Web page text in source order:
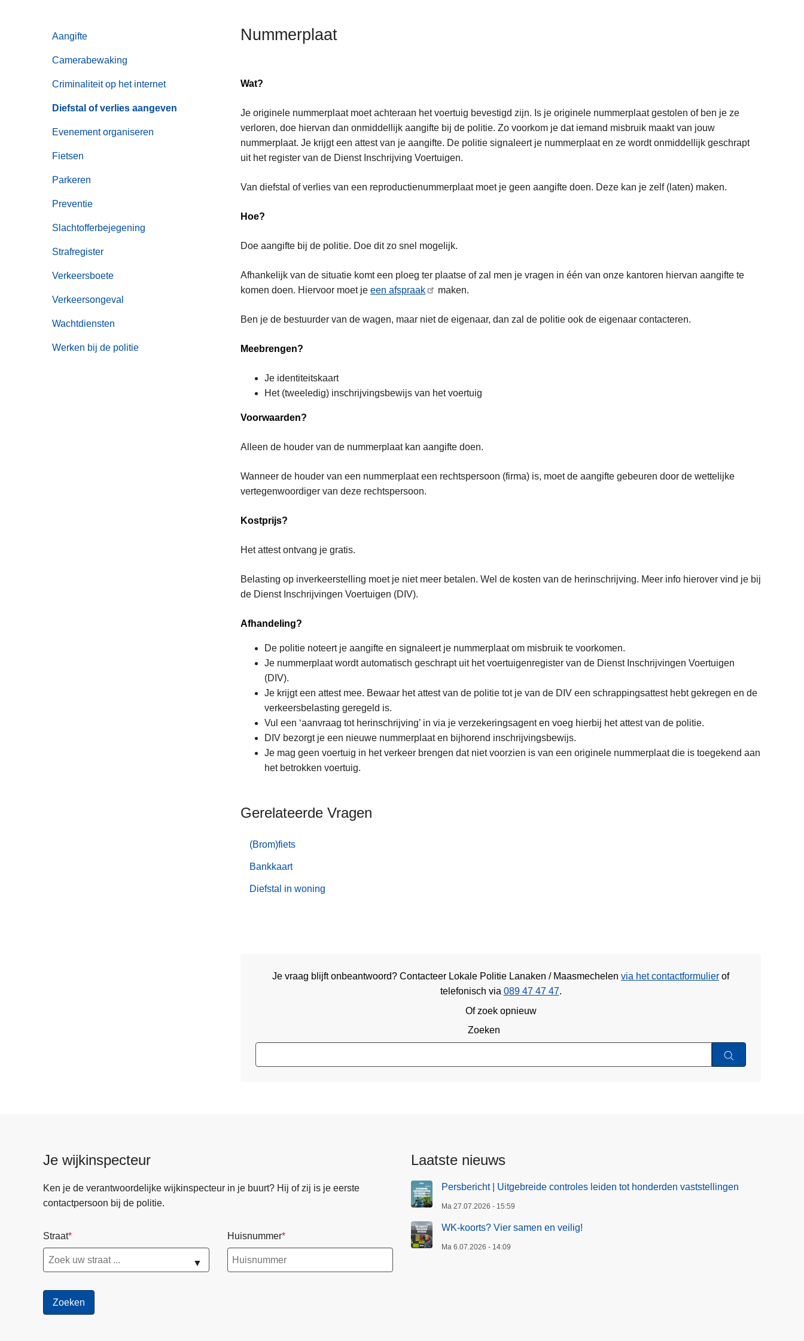
Aangifte
Camerabewaking
Criminaliteit op het internet
Diefstal of verlies aangeven
Evenement organiseren
Fietsen
Parkeren
Preventie
Slachtofferbejegening
Strafregister
Verkeersboete
Verkeersongeval
Wachtdiensten
Werken bij de politie
Nummerplaat
Wat?
Je originele nummerplaat moet achteraan het voertuig bevestigd zijn. Is je originele nummerplaat gestolen of ben je ze
verloren, doe hiervan dan onmiddellijk aangifte bij de politie. Zo voorkom je dat iemand misbruik maakt van jouw
nummerplaat. Je krijgt een attest van je aangifte. De politie signaleert je nummerplaat en ze wordt onmiddellijk geschrapt
uit het register van de Dienst Inschrijving Voertuigen.
Van diefstal of verlies van een reproductienummerplaat moet je geen aangifte doen. Deze kan je zelf (laten) maken.
Hoe?
Doe aangifte bij de politie. Doe dit zo snel mogelijk.
Afhankelijk van de situatie komt een ploeg ter plaatse of zal men je vragen in één van onze kantoren hiervan aangifte te
komen doen. Hiervoor moet je een afspraak maken.
Ben je de bestuurder van de wagen, maar niet de eigenaar, dan zal de politie ook de eigenaar contacteren.
Meebrengen?
Je identiteitskaart
Het (tweeledig) inschrijvingsbewijs van het voertuig
Voorwaarden?
Alleen de houder van de nummerplaat kan aangifte doen.
Wanneer de houder van een nummerplaat een rechtspersoon (firma) is, moet de aangifte gebeuren door de wettelijke
vertegenwoordiger van deze rechtspersoon.
Kostprijs?
Het attest ontvang je gratis.
Belasting op inverkeerstelling moet je niet meer betalen. Wel de kosten van de herinschrijving. Meer info hierover vind je bij
de Dienst Inschrijvingen Voertuigen (DIV).
Afhandeling?
De politie noteert je aangifte en signaleert je nummerplaat om misbruik te voorkomen.
Je nummerplaat wordt automatisch geschrapt uit het voertuigenregister van de Dienst Inschrijvingen Voertuigen
(DIV).
Je krijgt een attest mee. Bewaar het attest van de politie tot je van de DIV een schrappingsattest hebt gekregen en de
verkeersbelasting geregeld is.
Vul een ‘aanvraag tot herinschrijving’ in via je verzekeringsagent en voeg hierbij het attest van de politie.
DIV bezorgt je een nieuwe nummerplaat en bijhorend inschrijvingsbewijs.
Je mag geen voertuig in het verkeer brengen dat niet voorzien is van een originele nummerplaat die is toegekend aan
het betrokken voertuig.
Gerelateerde Vragen
(Brom)fiets
Bankkaart
Diefstal in woning
Je vraag blijft onbeantwoord? Contacteer Lokale Politie Lanaken / Maasmechelen via het contactformulier of
telefonisch via 089 47 47 47.
Of zoek opnieuw
Zoeken
Je wijkinspecteur
Ken je de verantwoordelijke wijkinspecteur in je buurt? Hij of zij is je eerste
contactpersoon bij de politie.
Straat
▼
Huisnummer
Laatste nieuws
Persbericht | Uitgebreide controles leiden tot honderden vaststellingen
Ma 27.07.2026 - 15:59
WK-koorts? Vier samen en veilig!
Ma 6.07.2026 - 14:09